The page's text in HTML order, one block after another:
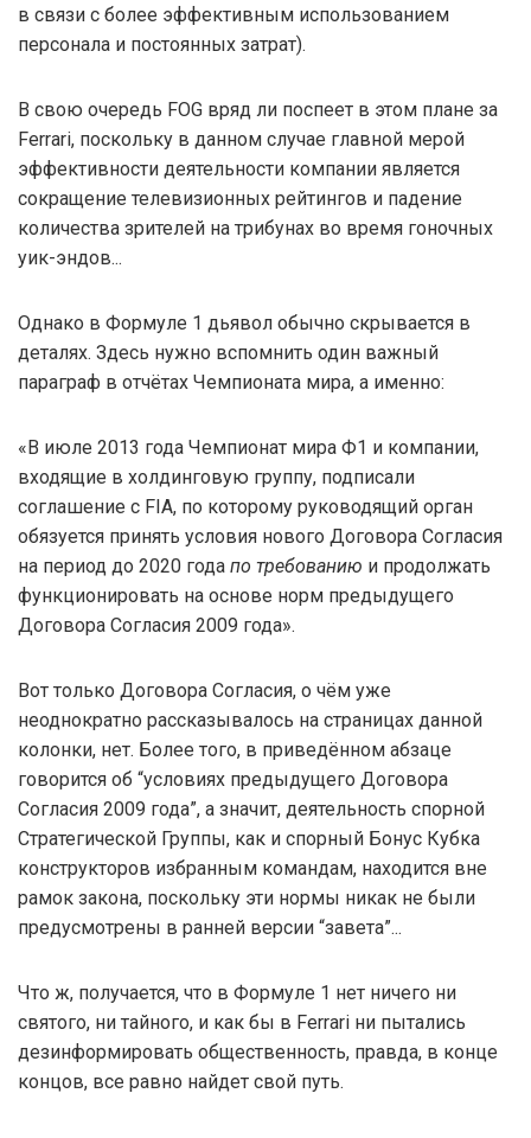
в связи с более эффективным использованием
персонала и постоянных затрат).
В свою очередь FOG вряд ли поспеет в этом плане за
Ferrari, поскольку в данном случае главной мерой
эффективности деятельности компании является
сокращение телевизионных рейтингов и падение
количества зрителей на трибунах во время гоночных
уик-эндов...
Однако в Формуле 1 дьявол обычно скрывается в
деталях. Здесь нужно вспомнить один важный
параграф в отчётах Чемпионата мира, а именно:
«В июле 2013 года Чемпионат мира Ф1 и компании,
входящие в холдинговую группу, подписали
соглашение с FIA, по которому руководящий орган
обязуется принять условия нового Договора Согласия
на период до 2020 года по требованию и продолжать
функционировать на основе норм предыдущего
Договора Согласия 2009 года».
Вот только Договора Согласия, о чём уже
неоднократно рассказывалось на страницах данной
колонки, нет. Более того, в приведённом абзаце
говорится об “условиях предыдущего Договора
Согласия 2009 года”, а значит, деятельность спорной
Стратегической Группы, как и спорный Бонус Кубка
конструкторов избранным командам, находится вне
рамок закона, поскольку эти нормы никак не были
предусмотрены в ранней версии “завета”...
Что ж, получается, что в Формуле 1 нет ничего ни
святого, ни тайного, и как бы в Ferrari ни пытались
дезинформировать общественность, правда, в конце
концов, все равно найдет свой путь.